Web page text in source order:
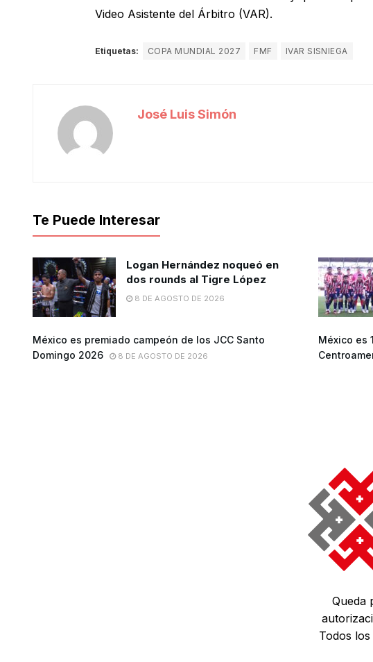
Video Asistente del Árbitro (VAR).
Etiquetas: COPA MUNDIAL 2027 FMF IVAR SISNIEGA
José Luis Simón
Te Puede Interesar
Logan Hernández noqueó en
dos rounds al Tigre López
8 DE AGOSTO DE 2026
México es premiado campeón de los JCC Santo
Domingo 2026
8 DE AGOSTO DE 2026
México es
Queda
Todos